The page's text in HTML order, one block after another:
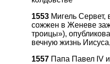
1553 Мигель Сервет,
сожжен в Женеве
троицы»),
вечную жизнь
1557Папа Павел IV